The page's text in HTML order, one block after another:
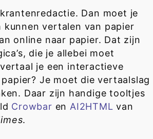
Dan moet je
kunnen vertalen van papier
online naar papier. Dat zijn
die je allebei moet
je een interactieve
Je moet die vertaalslag
Daar zijn handige tooltjes
Crowbar en AI2HTML van
.